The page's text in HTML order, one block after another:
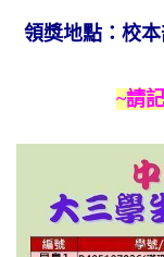
領獎地點：校
~請